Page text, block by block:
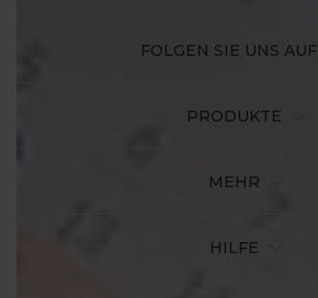
PRODUKTE
MEHR
HILFE
FOLGEN SIE UNS AUF